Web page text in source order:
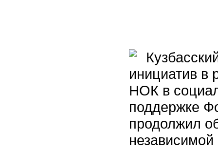
инициатив в
НОК в
поддержке
продолжил
независимой